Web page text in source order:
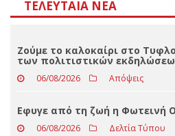
ΤΕΛΕΥΤΑΊΑ ΝΈΑ
Ζούμε το καλοκαίρι στο
των πολιτιστικών εκδηλώσεων